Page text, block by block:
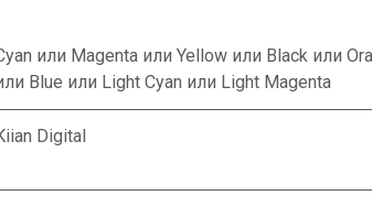
или Magenta или Yellow или Black или
Blue или Light Cyan или Light Magenta
Digital